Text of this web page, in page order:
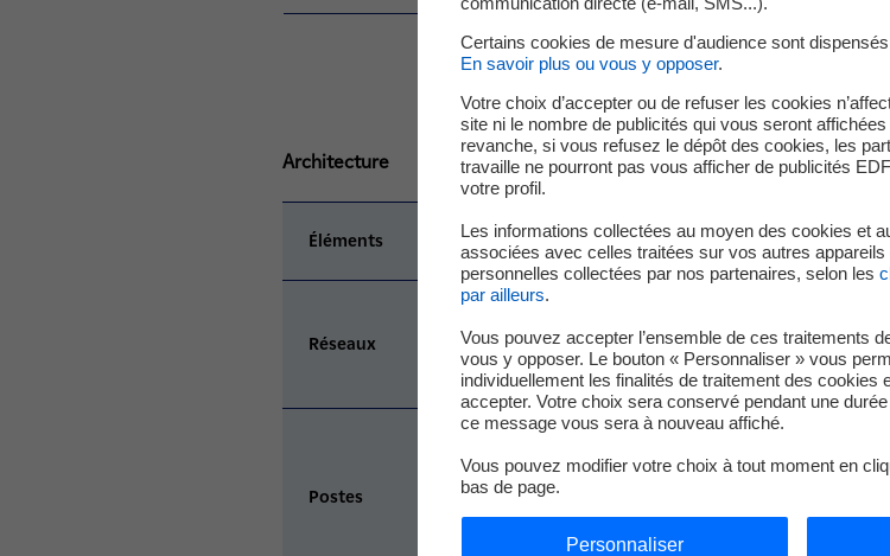
Capacités
Architecture
Éléments Description
Réseaux
4 km réseau HTA
Réseau HTA modélisé par RLC
Postes
Un poste source (puissance
50 à 1600 kVA)
Certains cookies de mesure d'audience sont
En savoir plus ou vous y opposer.
Votre choix d’accepter ou de refuser les cookies
site ni le nombre de publicités qui vous seront
revanche, si vous refusez le dépôt des cookies, les
travaille ne pourront pas vous afficher de publicités
votre profil.
Les informations collectées au moyen des cookies et
associées avec celles traitées sur vos autres
personnelles collectées par nos partenaires, selon les
par ailleurs.
Vous pouvez accepter l’ensemble de ces traitements
vous y opposer. Le bouton « Personnaliser » vous
individuellement les finalités de traitement des cookies
accepter. Votre choix sera conservé pendant une
ce message vous sera à nouveau affiché.
Vous pouvez modifier votre choix à tout moment en
bas de page.
Personnaliser